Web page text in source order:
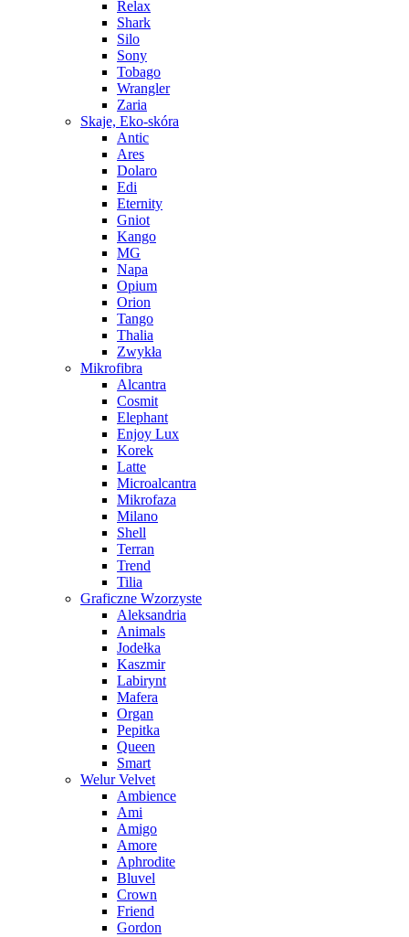
Relax
Shark
Silo
Sony
Tobago
Wrangler
Zaria
Skaje, Eko-skóra
Antic
Ares
Dolaro
Edi
Eternity
Gniot
Kango
MG
Napa
Opium
Orion
Tango
Thalia
Zwykła
Mikrofibra
Alcantra
Cosmit
Elephant
Enjoy Lux
Korek
Latte
Microalcantra
Mikrofaza
Milano
Shell
Terran
Trend
Tilia
Graficzne Wzorzyste
Aleksandria
Animals
Jodełka
Kaszmir
Labirynt
Mafera
Organ
Pepitka
Queen
Smart
Welur Velvet
Ambience
Ami
Amigo
Amore
Aphrodite
Bluvel
Crown
Friend
Gordon